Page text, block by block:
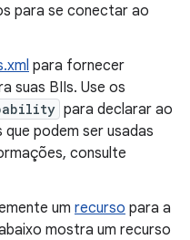
para se conectar ao
para fornecer
suas BIIs. Use os
para declarar ao
podem ser usadas
consulte
um recurso para a
mostra um recurso